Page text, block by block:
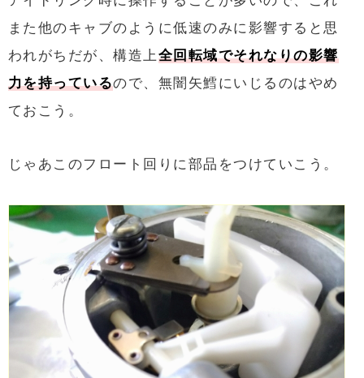
また他のキャブのように低速のみに影響すると思
われがちだが、構造上全回転域でそれなりの影響
力を持っているので、無闇矢鱈にいじるのはやめ
ておこう。
じゃあこのフロート回りに部品をつけていこう。